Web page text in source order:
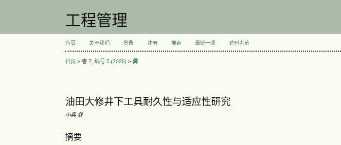
工程管理
首页 关于我们 登录 注册 搜索 最新一期 过刊浏览
首页 >卷 7, 编号 5 (2026) >龚
油田大修井下工具耐久性与适应性研究
小兵 龚
摘要